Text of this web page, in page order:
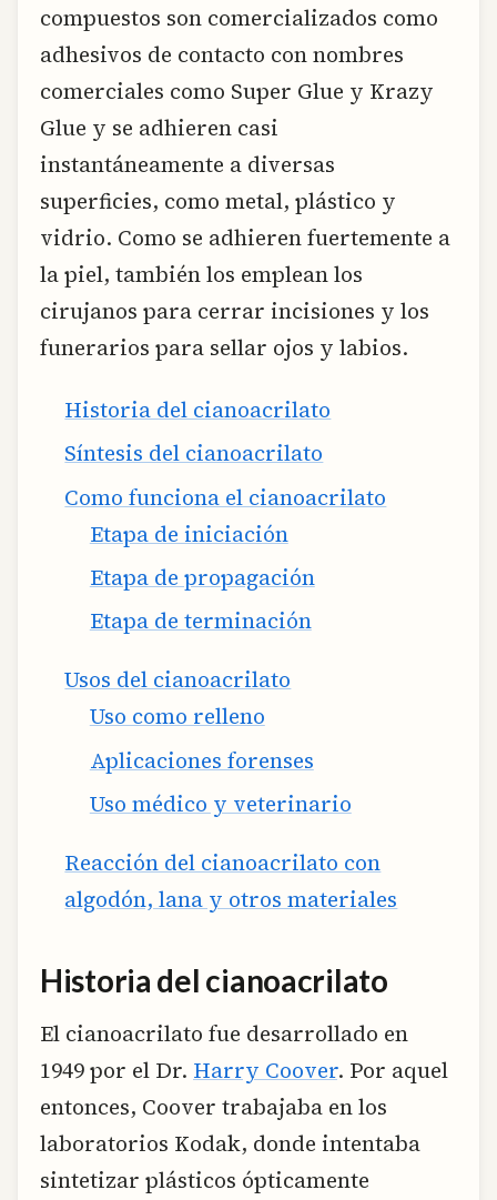
compuestos son comercializados como
adhesivos de contacto con nombres
comerciales como Super Glue y Krazy
Glue y se adhieren casi
instantáneamente a diversas
superficies, como metal, plástico y
vidrio. Como se adhieren fuertemente a
la piel, también los emplean los
cirujanos para cerrar incisiones y los
funerarios para sellar ojos y labios.
Historia del cianoacrilato
Síntesis del cianoacrilato
Como funciona el cianoacrilato
Etapa de iniciación
Etapa de propagación
Etapa de terminación
Usos del cianoacrilato
Uso como relleno
Aplicaciones forenses
Uso médico y veterinario
Reacción del cianoacrilato con
algodón, lana y otros materiales
Historia del cianoacrilato
El cianoacrilato fue desarrollado en
1949 por el Dr. Harry Coover. Por aquel
entonces, Coover trabajaba en los
laboratorios Kodak, donde intentaba
sintetizar plásticos ópticamente